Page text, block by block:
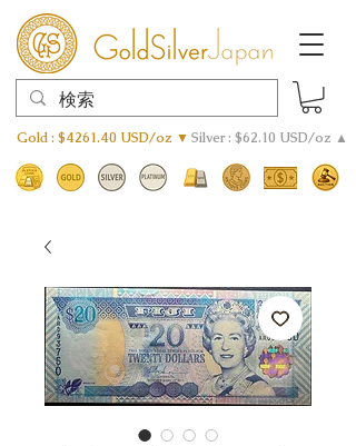
Gold : $4261.40 USD/oz ▼ Silver : $62.10 USD/oz ▲